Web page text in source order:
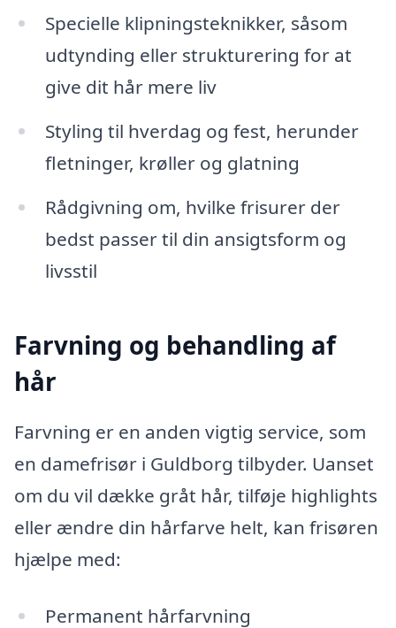
Specielle klipningsteknikker, såsom
udtynding eller strukturering for at
give dit hår mere liv
Styling til hverdag og fest, herunder
fletninger, krøller og glatning
Rådgivning om, hvilke frisurer der
bedst passer til din ansigtsform og
livsstil
Farvning og behandling af
hår
Farvning er en anden vigtig service, som
en damefrisør i Guldborg tilbyder. Uanset
om du vil dække gråt hår, tilføje highlights
eller ændre din hårfarve helt, kan frisøren
hjælpe med:
Permanent hårfarvning